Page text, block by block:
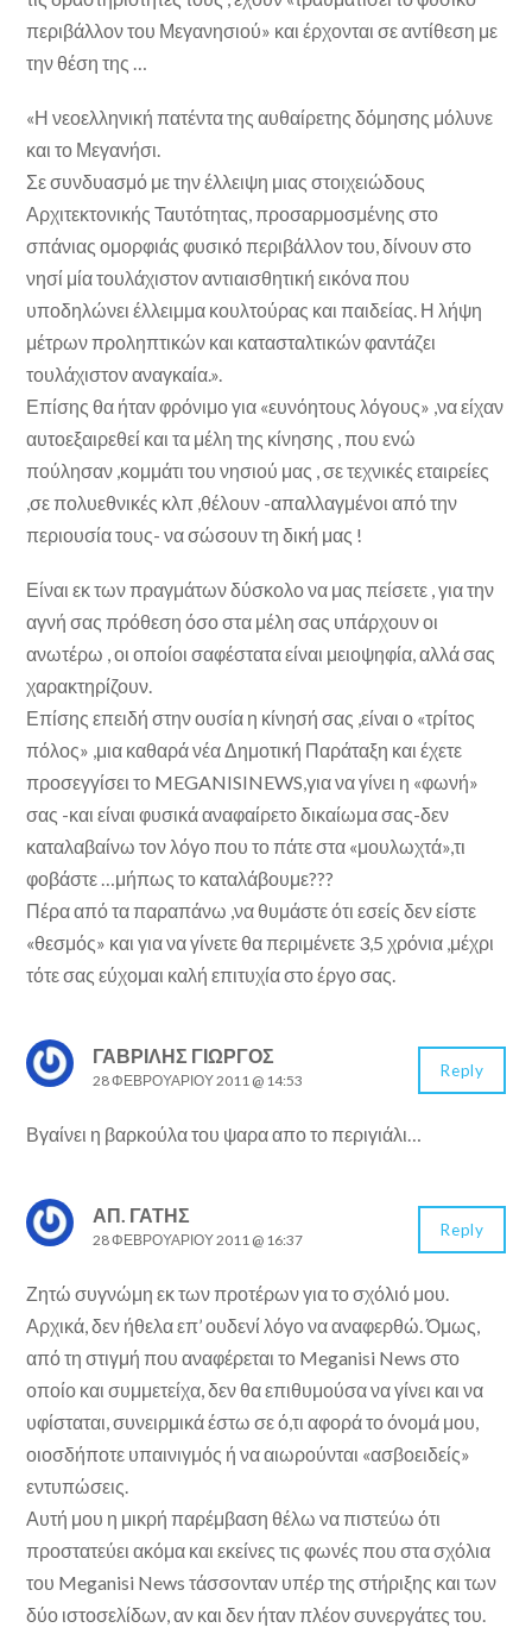
περιβάλλον του Μεγανησιού» και έρχονται σε αντίθεση με
την θέση της …
«Η νεοελληνική πατέντα της αυθαίρετης δόμησης μόλυνε
και το Μεγανήσι.
Σε συνδυασμό με την έλλειψη μιας στοιχειώδους
Αρχιτεκτονικής Ταυτότητας, προσαρμοσμένης στο
σπάνιας ομορφιάς φυσικό περιβάλλον του, δίνουν στο
νησί μία τουλάχιστον αντιαισθητική εικόνα που
υποδηλώνει έλλειμμα κουλτούρας και παιδείας. Η λήψη
μέτρων προληπτικών και κατασταλτικών φαντάζει
τουλάχιστον αναγκαία.».
Επίσης θα ήταν φρόνιμο για «ευνόητους λόγους» ,να είχαν
αυτοεξαιρεθεί και τα μέλη της κίνησης , που ενώ
πούλησαν ,κομμάτι του νησιού μας , σε τεχνικές εταιρείες
,σε πολυεθνικές κλπ ,θέλουν -απαλλαγμένοι από την
περιουσία τους- να σώσουν τη δική μας !
Είναι εκ των πραγμάτων δύσκολο να μας πείσετε , για την
αγνή σας πρόθεση όσο στα μέλη σας υπάρχουν οι
ανωτέρω , οι οποίοι σαφέστατα είναι μειοψηφία, αλλά σας
χαρακτηρίζουν.
Επίσης επειδή στην ουσία η κίνησή σας ,είναι ο «τρίτος
πόλος» ,μια καθαρά νέα Δημοτική Παράταξη και έχετε
προσεγγίσει το MEGANISINEWS,για να γίνει η «φωνή»
σας -και είναι φυσικά αναφαίρετο δικαίωμα σας-δεν
καταλαβαίνω τον λόγο που το πάτε στα «μουλωχτά»,τι
φοβάστε …μήπως το καταλάβουμε???
Πέρα από τα παραπάνω ,να θυμάστε ότι εσείς δεν είστε
«θεσμός» και για να γίνετε θα περιμένετε 3,5 χρόνια ,μέχρι
τότε σας εύχομαι καλή επιτυχία στο έργο σας.
ΓΑΒΡΊΛΗΣ ΓΙΏΡΓΟΣ
28 ΦΕΒΡΟΥΑΡΊΟΥ 2011 @ 14:53
Βγαίνει η βαρκούλα του ψαρα απο το περιγιάλι…
Reply
ΑΠ. ΓΑΤΉΣ
28 ΦΕΒΡΟΥΑΡΊΟΥ 2011 @ 16:37
Ζητώ συγνώμη εκ των προτέρων για το σχόλιό μου.
Αρχικά, δεν ήθελα επ’ ουδενί λόγο να αναφερθώ. Όμως,
από τη στιγμή που αναφέρεται το Meganisi News στο
οποίο και συμμετείχα, δεν θα επιθυμούσα να γίνει και να
υφίσταται, συνειρμικά έστω σε ό,τι αφορά το όνομά μου,
οιοσδήποτε υπαινιγμός ή να αιωρούνται «ασβοειδείς»
εντυπώσεις.
Αυτή μου η μικρή παρέμβαση θέλω να πιστεύω ότι
προστατεύει ακόμα και εκείνες τις φωνές που στα σχόλια
του Meganisi News τάσσονταν υπέρ της στήριξης και των
δύο ιστοσελίδων, αν και δεν ήταν πλέον συνεργάτες του.
Reply